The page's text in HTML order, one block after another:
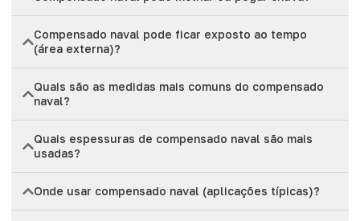
Compensado naval pode ficar exposto ao tempo
(área externa)?
Quais são as medidas mais comuns do compensado
naval?
Quais espessuras de compensado naval são mais
usadas?
Onde usar compensado naval (aplicações típicas)?